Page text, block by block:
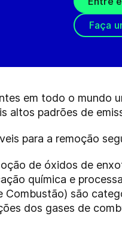
Faça
em todo o mundo
altos padrões de
para a remoção
de óxidos de
química e
Combustão) são
dos gases de